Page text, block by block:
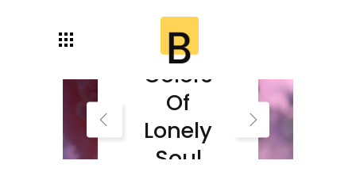
Autumn
Colors
Of
Lonely
Soul